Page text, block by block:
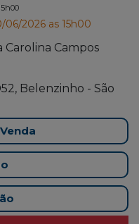
06/2026 as 15h00
Carolina Campos
Belenzinho - São